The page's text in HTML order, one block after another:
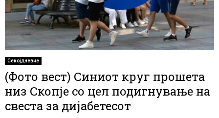
Секојдневие
(Фото вест) Синиот круг прошета
низ Скопје со цел подигнување на
свеста за дијабетесот